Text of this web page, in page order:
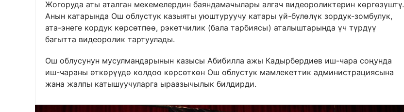
Жогоруда аты аталган мекемелердин баяндамачылары алгач видеороликтерин көргөзүштү.
Анын катарында Ош облустук казыяты уюштуруучу катары үй-бүлөлүк зордук-зомбулук,
ата-энеге кордук көрсөтпөө, рэкетчилик (бала тарбиясы) аталыштарында үч түрдүү
багытта видеоролик тартуулады.
Ош облусунун мусулмандарынын казысы Абибилла ажы Кадырбердиев иш-чара соңунда
иш-чараны өткөрүүдө колдоо көрсөткөн Ош облустук мамлекеттик администрациясына
жана жалпы катышуучуларга ыраазычылык билдирди.